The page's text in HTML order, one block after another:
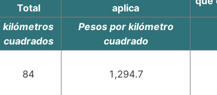
Total
aplica
kilómetros
cuadrados
Pesos por kilómetro
cuadrado
84 1,294.7